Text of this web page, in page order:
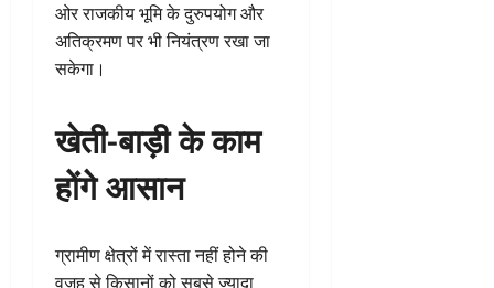
ओर राजकीय भूमि के दुरुपयोग और
अतिक्रमण पर भी नियंत्रण रखा जा
सकेगा।
खेती-बाड़ी के काम
होंगे आसान
ग्रामीण क्षेत्रों में रास्ता नहीं होने की
वजह से किसानों को सबसे ज्यादा